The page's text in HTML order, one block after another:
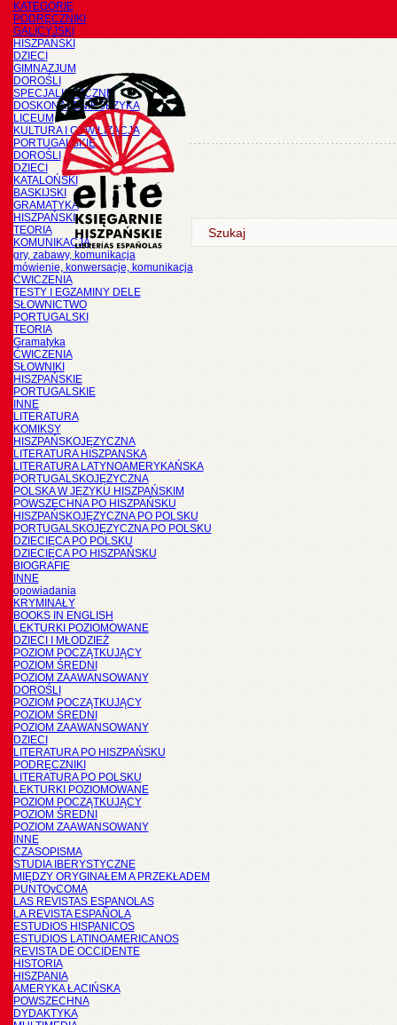
KATEGORIE
PODRĘCZNIKI
GALICYJSKI
HISZPAŃSKI
DZIECI
GIMNAZJUM
DOROŚLI
SPECJALISTYCZNE
DOSKONALENIE JĘZYKA
LICEUM
KULTURA I CYWILIZACJA
PORTUGALSKIE
DOROŚLI
DZIECI
KATALOŃSKI
BASKIJSKI
GRAMATYKA
HISZPAŃSKI
TEORIA
KOMUNIKACJA
gry, zabawy, komunikacja
mówienie, konwersacje, komunikacja
ĆWICZENIA
TESTY I EGZAMINY DELE
SŁOWNICTWO
PORTUGALSKI
TEORIA
Gramatyka
ĆWICZENIA
SŁOWNIKI
HISZPAŃSKIE
PORTUGALSKIE
INNE
LITERATURA
KOMIKSY
HISZPAŃSKOJĘZYCZNA
LITERATURA HISZPANSKA
LITERATURA LATYNOAMERYKAŃSKA
PORTUGALSKOJĘZYCZNA
POLSKA W JĘZYKU HISZPAŃSKIM
POWSZECHNA PO HISZPAŃSKU
HISZPAŃSKOJĘZYCZNA PO POLSKU
PORTUGALSKOJĘZYCZNA PO POLSKU
DZIECIĘCA PO POLSKU
DZIECIĘCA PO HISZPAŃSKU
BIOGRAFIE
INNE
opowiadania
KRYMINAŁY
BOOKS IN ENGLISH
LEKTURKI POZIOMOWANE
DZIECI I MŁODZIEŻ
POZIOM POCZĄTKUJĄCY
POZIOM ŚREDNI
POZIOM ZAAWANSOWANY
DOROŚLI
POZIOM POCZĄTKUJĄCY
POZIOM ŚREDNI
POZIOM ZAAWANSOWANY
DZIECI
LITERATURA PO HISZPAŃSKU
PODRĘCZNIKI
LITERATURA PO POLSKU
LEKTURKI POZIOMOWANE
POZIOM POCZĄTKUJĄCY
POZIOM ŚREDNI
POZIOM ZAAWANSOWANY
INNE
CZASOPISMA
STUDIA IBERYSTYCZNE
MIĘDZY ORYGINAŁEM A PRZEKŁADEM
PUNTOyCOMA
LAS REVISTAS ESPANOLAS
LA REVISTA ESPAÑOLA
ESTUDIOS HISPANICOS
ESTUDIOS LATINOAMERICANOS
REVISTA DE OCCIDENTE
HISTORIA
HISZPANIA
AMERYKA ŁACIŃSKA
POWSZECHNA
DYDAKTYKA